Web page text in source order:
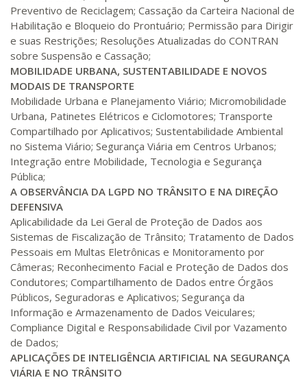
Preventivo de Reciclagem; Cassação da Carteira Nacional de
Habilitação e Bloqueio do Prontuário; Permissão para Dirigir
e suas Restrições; Resoluções Atualizadas do CONTRAN
sobre Suspensão e Cassação;
MOBILIDADE URBANA, SUSTENTABILIDADE E NOVOS
MODAIS DE TRANSPORTE
Mobilidade Urbana e Planejamento Viário; Micromobilidade
Urbana, Patinetes Elétricos e Ciclomotores; Transporte
Compartilhado por Aplicativos; Sustentabilidade Ambiental
no Sistema Viário; Segurança Viária em Centros Urbanos;
Integração entre Mobilidade, Tecnologia e Segurança
Pública;
A OBSERVÂNCIA DA LGPD NO TRÂNSITO E NA DIREÇÃO
DEFENSIVA
Aplicabilidade da Lei Geral de Proteção de Dados aos
Sistemas de Fiscalização de Trânsito; Tratamento de Dados
Pessoais em Multas Eletrônicas e Monitoramento por
Câmeras; Reconhecimento Facial e Proteção de Dados dos
Condutores; Compartilhamento de Dados entre Órgãos
Públicos, Seguradoras e Aplicativos; Segurança da
Informação e Armazenamento de Dados Veiculares;
Compliance Digital e Responsabilidade Civil por Vazamento
de Dados;
APLICAÇÕES DE INTELIGÊNCIA ARTIFICIAL NA SEGURANÇA
VIÁRIA E NO TRÂNSITO